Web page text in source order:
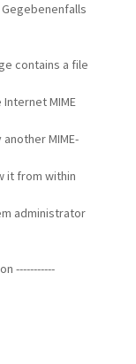
contains a file
MIME
MIME-
it from within
administrator
-----------